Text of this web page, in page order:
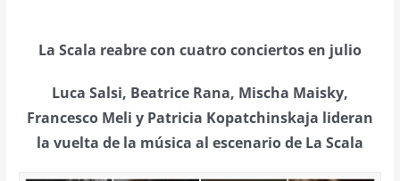
La Scala reabre con cuatro conciertos en julio
Luca Salsi, Beatrice Rana, Mischa Maisky,
Francesco Meli y Patricia Kopatchinskaja lideran
la vuelta de la música al escenario de La Scala